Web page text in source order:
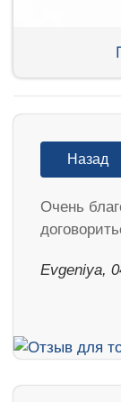
Назад
Очень
Evgeniya,